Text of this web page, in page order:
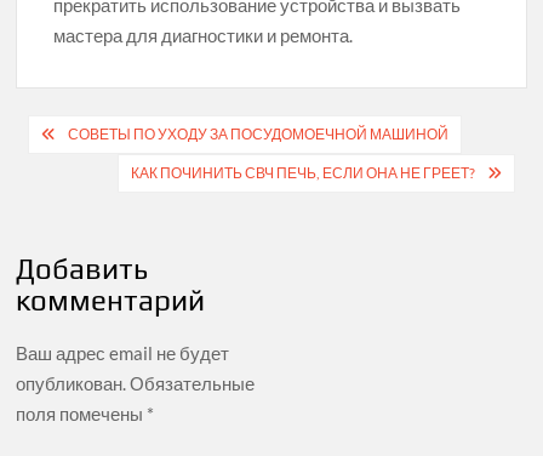
мастера для диагностики и ремонта.
Навигация
СОВЕТЫ ПО УХОДУ ЗА ПОСУДОМОЕЧНОЙ МАШИНОЙ
КАК ПОЧИНИТЬ СВЧ ПЕЧЬ, ЕСЛИ ОНА НЕ ГРЕЕТ?
Добавить
комментарий
Ваш адрес email не будет
опубликован.Обязательные
поля помечены *